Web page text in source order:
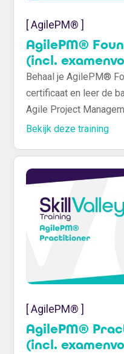
[ AgilePM® ]
AgilePM®
(incl.
Behaal je AgilePM®
certificaat en leer de
Agile Project
training biedt de kennis
je projecten en vormt
voor verdere
Bekijk deze training
[ AgilePM® ]
AgilePM®
(incl.